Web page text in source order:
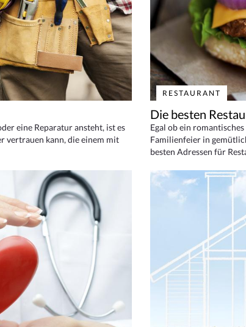
eine Reparatur ansteht, ist es
vertrauen kann, die einem mit
RESTAURANT
Die besten
Egal ob ein
Familienfeier in
besten Adressen für